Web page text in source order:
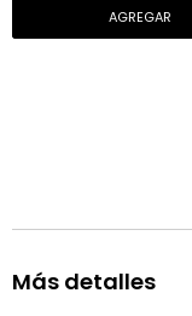
Más detalles